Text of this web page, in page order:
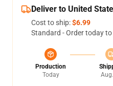
Deliver to United
Cost to ship:$6.99
Standard - Order today
Production
Today